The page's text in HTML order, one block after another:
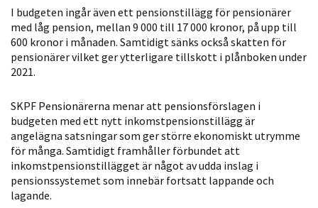
I budgeten ingår även ett pensionstillägg för pensionärer
med låg pension, mellan 9 000 till 17 000 kronor, på upp till
600 kronor i månaden. Samtidigt sänks också skatten för
pensionärer vilket ger ytterligare tillskott i plånboken under
2021.
SKPF Pensionärerna menar att pensionsförslagen i
budgeten med ett nytt inkomstpensionstillägg är
angelägna satsningar som ger större ekonomiskt utrymme
för många. Samtidigt framhåller förbundet att
inkomstpensionstillägget är något av udda inslag i
pensionssystemet som innebär fortsatt lappande och
lagande.
funktionalitet
och
uppbyggnad,
används.
Upplevelse
För att vår
hemsida ska